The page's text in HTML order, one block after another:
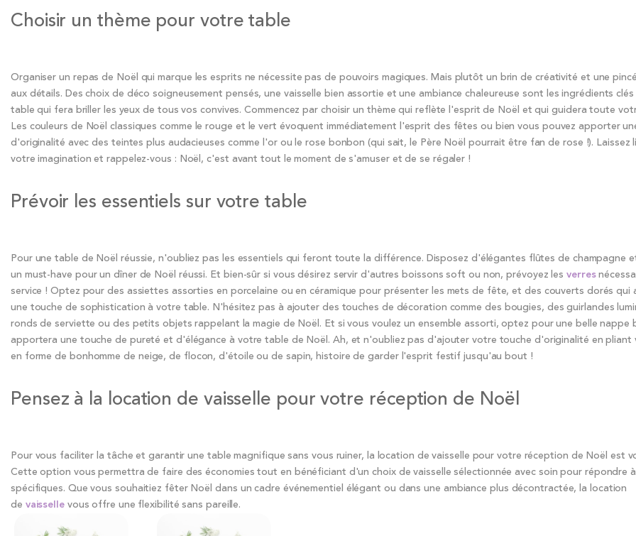
Choisir un thème pour votre table
Organiser un repas de Noël qui marque les esprits ne nécessite pas de pouvoirs magiques. Mais plutôt un brin de créativité et une
aux détails. Des choix de déco soigneusement pensés, une vaisselle bien assortie et une ambiance chaleureuse sont les ingrédients
table qui fera briller les yeux de tous vos convives. Commencez par choisir un thème qui reflète l'esprit de Noël et qui guidera toute
Les couleurs de Noël classiques comme le rouge et le vert évoquent immédiatement l'esprit des fêtes ou bien vous pouvez apporter
d'originalité avec des teintes plus audacieuses comme l'or ou le rose bonbon (qui sait, le Père Noël pourrait être fan de rose !). Laissez
votre imagination et rappelez-vous : Noël, c'est avant tout le moment de s'amuser et de se régaler !
Prévoir les essentiels sur votre table
Pour une table de Noël réussie, n'oubliez pas les essentiels qui feront toute la différence. Disposez d'élégantes flûtes de champagne
un must-have pour un dîner de Noël réussi. Et bien-sûr si vous désirez servir d'autres boissons soft ou non, prévoyez lesverres
service ! Optez pour des assiettes assorties en porcelaine ou en céramique pour présenter les mets de fête, et des couverts dorés qui
une touche de sophistication à votre table. N'hésitez pas à ajouter des touches de décoration comme des bougies, des guirlandes
ronds de serviette ou des petits objets rappelant la magie de Noël. Et si vous voulez un ensemble assorti, optez pour une belle nappe
apportera une touche de pureté et d'élégance à votre table de Noël. Ah, et n'oubliez pas d'ajouter votre touche d'originalité en pliant
en forme de bonhomme de neige, de flocon, d'étoile ou de sapin, histoire de garder l'esprit festif jusqu'au bout !
Pensez à la location de vaisselle pour votre réception de Noël
Pour vous faciliter la tâche et garantir une table magnifique sans vous ruiner, la location de vaisselle pour votre réception de Noël est
Cette option vous permettra de faire des économies tout en bénéficiant d'un choix de vaisselle sélectionnée avec soin pour répondre
spécifiques. Que vous souhaitiez fêter Noël dans un cadre événementiel élégant ou dans une ambiance plus décontractée, la location
de vaissellevous offre une flexibilité sans pareille.